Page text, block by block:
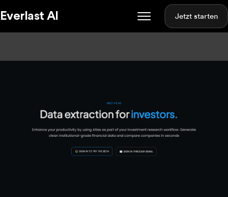
Everlast AI Jetzt starten